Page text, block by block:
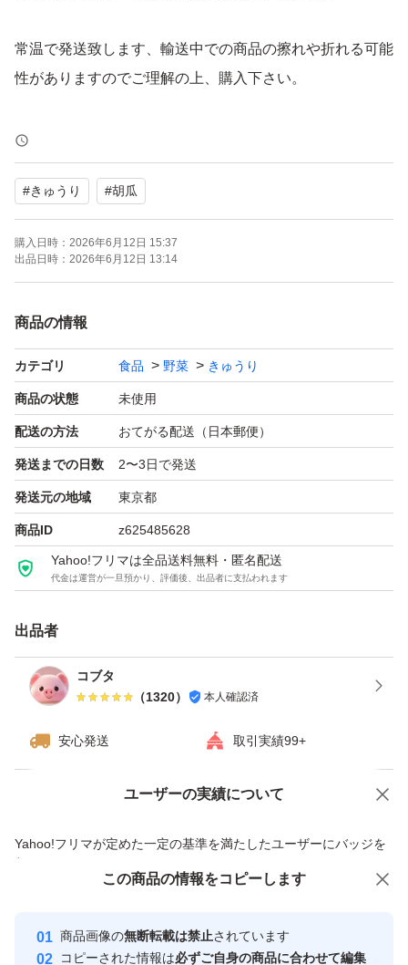
常温で発送致します、輸送中での商品の擦れや折れる可能
性がありますのでご理解の上、購入下さい。
郵便受け取ってから早めに冷蔵庫に保管をお願いします。
配送時のトラブルに関してのクレーム、悪評価は受け付け
ておりません。返品やキャンセルはできませんので、ご理
解頂ける方ご購入お願いします
#きゅうり #胡瓜
購入日時： 2026年6月12日 15:37
出品日時： 2026年6月12日 13:14
商品の情報
カテゴリ 食品 野菜 きゅうり
商品の状態 未使用
配送の方法 おてがる配送（日本郵便）
発送までの日数 2〜3日で発送
発送元の地域 東京都
商品ID z625485628
Yahoo!フリマは全品送料無料・匿名配送
代金は運営が一旦預かり、評価後、出品者に支払われます
出品者
コブタ
（1320） 本人確認済
安心発送 取引実績99+
ユーザーの実績について
Yahoo!フリマが定めた一定の基準を満たしたユーザーにバッジを
付与しています
安心取引出品者
心・安全なユーザーです
価格の相談 商品への質問
この商品の情報をコピーします
商品画像の無断転載は禁止されています
コピーされた情報は必ずご自身の商品に合わせて編集
この商品をみている人にオススメ